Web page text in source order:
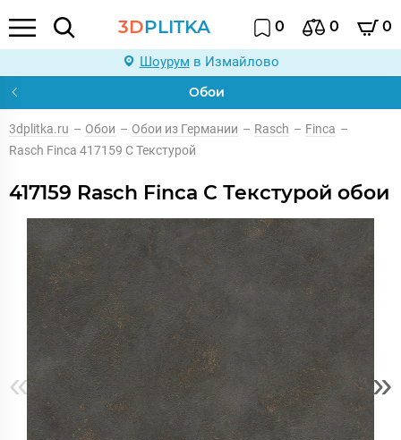
3DPLITKA 0 0 0
Шоурум в Измайлово
Обои
3dplitka.ru – Обои – Обои из Германии – Rasch – Finca –
Rasch Finca 417159 С Текстурой
417159 Rasch Finca С Текстурой обои
« »